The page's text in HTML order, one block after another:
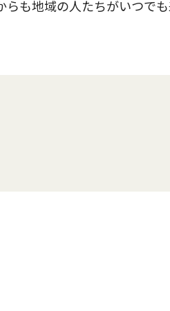
らも地域の人たちがいつで